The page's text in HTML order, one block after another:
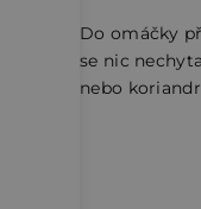
Do omáčky
se nic
nebo